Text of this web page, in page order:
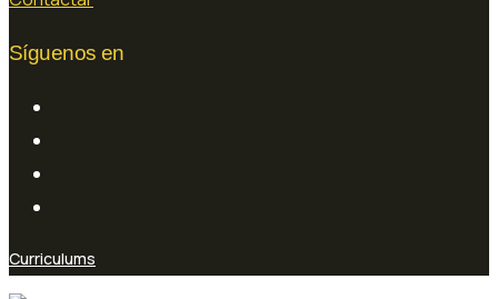
Síguenos en
Curriculums